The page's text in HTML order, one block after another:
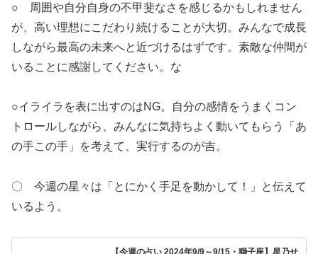
○ 周囲や自分自身の不甲斐なさを感じるかもしれません
が、高い理想にこだわり続けることが大切。みんなで成長
しながら最高の未来へと近づけるはずです。素敵な仲間が
いることに感謝してください。な
○イライラを表に出すのはNG。自分の感情をうまくコン
トロールしながら、みんなに気持ちよく動いてもらう「あ
の手この手」を考えて、実行するのが吉。
〇 今週の星々は「とにかく手足を動かして！」と伝えて
いるよう。
【今週の占い 2024年9/9～9/15・獅子座】星乃せ